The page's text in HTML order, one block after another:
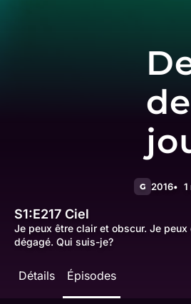
G 2016 1
S1:E217 Ciel
Je peux être clair et obscur. Je
dégagé. Qui suis-je?
Détails Épisodes